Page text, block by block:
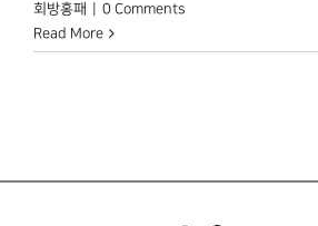
회방홍패
0 Comments
Read More